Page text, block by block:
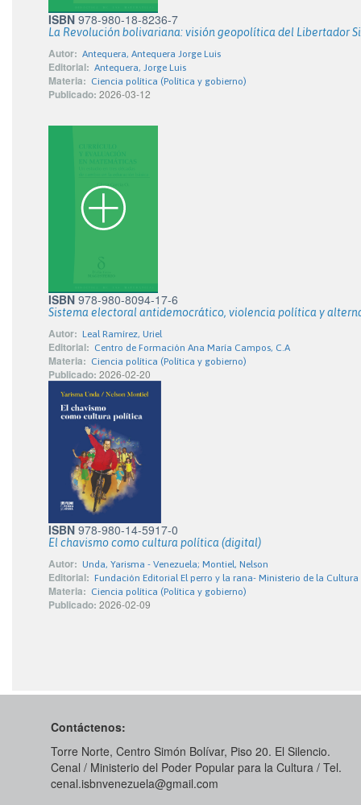
ISBN 978-980-18-8236-7
La Revolución bolivariana: visión geopolítica del Libertador
Autor: Antequera, Antequera Jorge Luis
Editorial: Antequera, Jorge Luis
Materia: Ciencia política (Política y gobierno)
Publicado: 2026-03-12
ISBN 978-980-8094-17-6
Sistema electoral antidemocrático, violencia política y
Autor: Leal Ramírez, Uriel
Editorial: Centro de Formación Ana María Campos, C.A
Materia: Ciencia política (Política y gobierno)
Publicado: 2026-02-20
ISBN 978-980-14-5917-0
El chavismo como cultura política (digital)
Autor: Unda, Yarisma - Venezuela; Montiel, Nelson
Editorial: Fundación Editorial El perro y la rana- Ministerio de la Cultura
Materia: Ciencia política (Política y gobierno)
Publicado: 2026-02-09
Contáctenos:
Torre Norte, Centro Simón Bolívar, Piso 20. El Silencio.
Cenal / Ministerio del Poder Popular para la Cultura / Tel.
cenal.isbnvenezuela@gmail.com